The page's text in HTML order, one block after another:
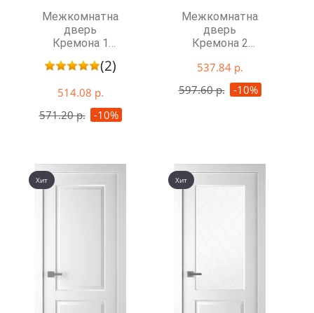
Межкомнатная
дверь
Кремона 1
(2)
514.08 р.
571.20 р.
-10%
Межкомнатная
дверь
Кремона 2
537.84 р.
597.60 р.
-10%
Хит Хит